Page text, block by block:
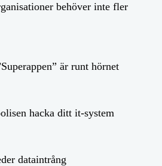
behöver inte fler
är runt hörnet
hacka ditt it-system
dataintrång